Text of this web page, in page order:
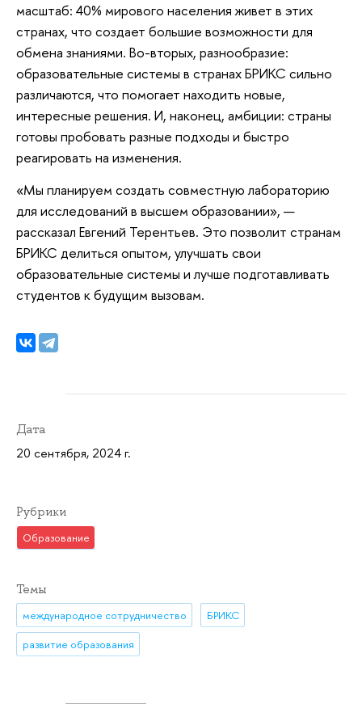
масштаб: 40% мирового населения живет в этих
странах, что создает большие возможности для
обмена знаниями. Во-вторых, разнообразие:
образовательные системы в странах БРИКС сильно
различаются, что помогает находить новые,
интересные решения. И, наконец, амбиции: страны
готовы пробовать разные подходы и быстро
реагировать на изменения.
«Мы планируем создать совместную лабораторию
для исследований в высшем образовании», —
рассказал Евгений Терентьев. Это позволит странам
БРИКС делиться опытом, улучшать свои
образовательные системы и лучше подготавливать
студентов к будущим вызовам.
Дата
20 сентября, 2024 г.
Рубрики
Образование
Темы
международное сотрудничество БРИКС
развитие образования